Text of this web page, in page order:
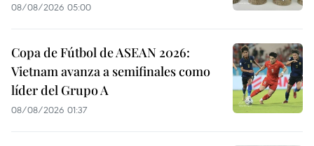
08/08/2026 05:00
Copa de Fútbol de ASEAN 2026:
Vietnam avanza a semifinales como
líder del Grupo A
08/08/2026 01:37